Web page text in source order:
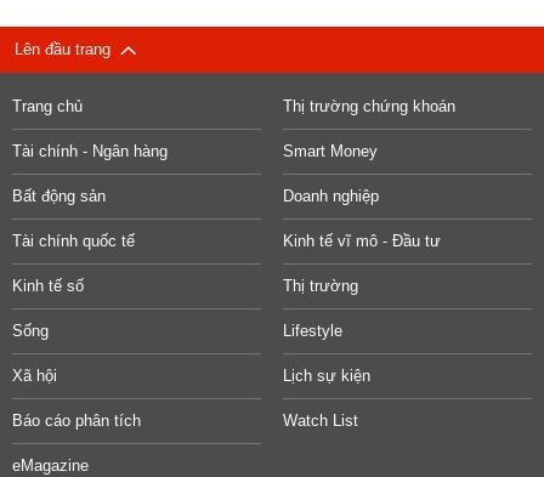
Lên đầu trang
Trang chủ Thị trường chứng khoán
Tài chính - Ngân hàng Smart Money
Bất động sản Doanh nghiệp
Tài chính quốc tế Kinh tế vĩ mô - Đầu tư
Kinh tế số Thị trường
Sống Lifestyle
Xã hội Lịch sự kiện
Báo cáo phân tích Watch List
eMagazine